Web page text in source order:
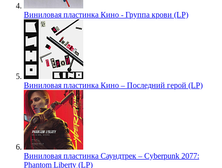
Виниловая пластинка Кино - Группа крови (LP)
Виниловая пластинка Кино – Последний герой (LP)
Виниловая пластинка Саундтрек – Cyberpunk 2077:
Phantom Liberty (LP)